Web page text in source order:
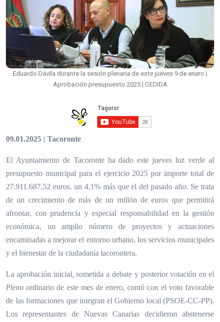
Eduardo Dávila durante la sesión plenaria de este jueves 9 de enero |
Aprobación presupuesto 2025 | CEDIDA
09.01.2025 | Tacoronte
El Ayuntamiento de Tacoronte ha dado este jueves luz verde al
presupuesto municipal para el ejercicio 2025 por importe total de
27.911.687,52 euros, un 4,1% más que el del pasado año. Se trata
de un crecimiento de más de un millón de euros que permitirá
afrontar, con prudencia y especial responsabilidad en la gestión
económica, un amplio número de proyectos y actuaciones
encaminadas a mejorar el entorno urbano, los servicios municipales
y el bienestar de la ciudadanía tacorontera.
La aprobación inicial, sometida a debate y posterior votación en el
Pleno ordinario de este mes de enero, contó con el voto favorable
de las formaciones que integran el Gobierno local (PSOE-CC-PP).
Los representantes de Nuevas Canarias decidieron abstenerse